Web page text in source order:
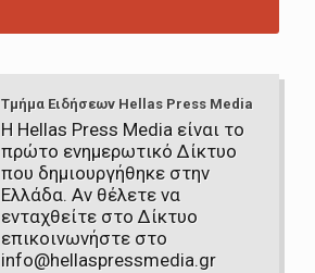
Τμήμα Ειδήσεων Hellas Press Media
Η Hellas Press Media είναι το
πρώτο ενημερωτικό Δίκτυο
που δημιουργήθηκε στην
Ελλάδα. Αν θέλετε να
ενταχθείτε στο Δίκτυο
επικοινωνήστε στο
info@hellaspressmedia.gr